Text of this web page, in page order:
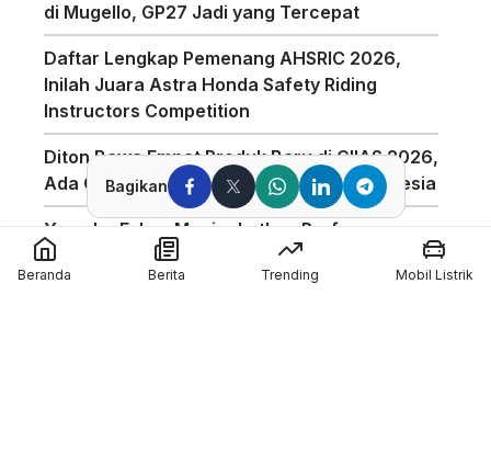
di Mugello, GP27 Jadi yang Tercepat
Daftar Lengkap Pemenang AHSRIC 2026,
Inilah Juara Astra Honda Safety Riding
Instructors Competition
Diton Bawa Empat Produk Baru di GIIAS 2026,
Ada Compound Aerosol Pertama di Indonesia
Yamaha Fokus Meningkatkan Performa
Bagian Depan Untuk Motor 850cc
Bagikan
Beranda Berita Trending Mobil Listrik